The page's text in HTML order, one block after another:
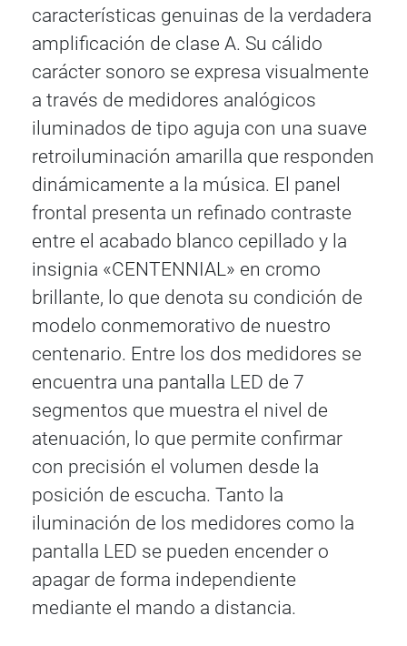
características genuinas de la verdadera
amplificación de clase A. Su cálido
carácter sonoro se expresa visualmente
a través de medidores analógicos
iluminados de tipo aguja con una suave
retroiluminación amarilla que responden
dinámicamente a la música. El panel
frontal presenta un refinado contraste
entre el acabado blanco cepillado y la
insignia «CENTENNIAL» en cromo
brillante, lo que denota su condición de
modelo conmemorativo de nuestro
centenario. Entre los dos medidores se
encuentra una pantalla LED de 7
segmentos que muestra el nivel de
atenuación, lo que permite confirmar
con precisión el volumen desde la
posición de escucha. Tanto la
iluminación de los medidores como la
pantalla LED se pueden encender o
apagar de forma independiente
mediante el mando a distancia.